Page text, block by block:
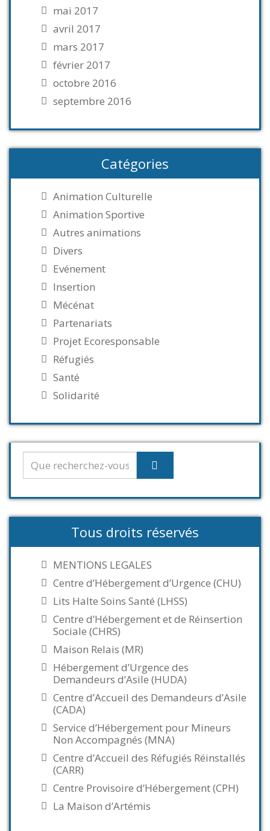
mai 2017
avril 2017
mars 2017
février 2017
octobre 2016
septembre 2016
Catégories
Animation Culturelle
Animation Sportive
Autres animations
Divers
Evénement
Insertion
Mécénat
Partenariats
Projet Ecoresponsable
Réfugiés
Santé
Solidarité
Tous droits réservés
MENTIONS LEGALES
Centre d’Hébergement d’Urgence (CHU)
Lits Halte Soins Santé (LHSS)
Centre d’Hébergement et de Réinsertion
Sociale (CHRS)
Maison Relais (MR)
Hébergement d’Urgence des
Demandeurs d’Asile (HUDA)
Centre d’Accueil des Demandeurs d’Asile
(CADA)
Service d’Hébergement pour Mineurs
Non Accompagnés (MNA)
Centre d’Accueil des Réfugiés Réinstallés
(CARR)
Centre Provisoire d’Hébergement (CPH)
La Maison d’Artémis